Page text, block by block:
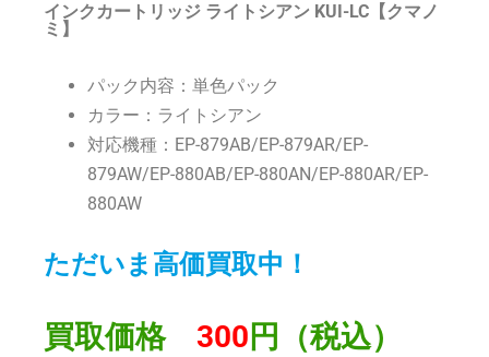
インクカートリッジ ライトシアン KUI-LC【クマノ
ミ】
パック内容：単色パック
カラー：ライトシアン
対応機種：EP-879AB/EP-879AR/EP-
879AW/EP-880AB/EP-880AN/EP-880AR/EP-
880AW
ただいま高価買取中！
買取価格 300 円（税込）